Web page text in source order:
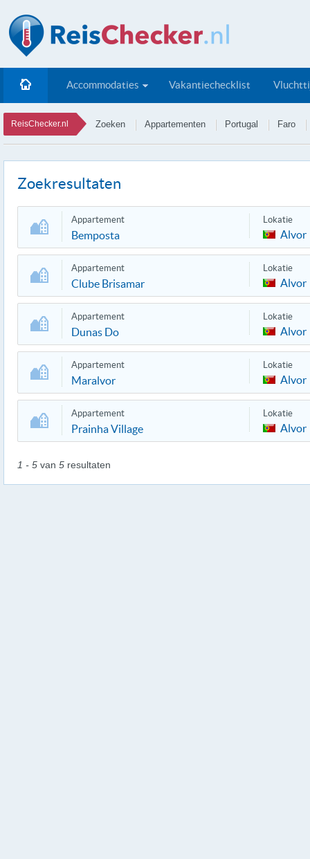
Accommodaties Vakantiechecklist
ReisChecker.nl Zoeken Appartementen Portugal Faro
Zoekresultaten
Appartement
Bemposta
Lokatie
Alvor
Appartement
Clube Brisamar
Lokatie
Alvor
Appartement
Dunas Do
Lokatie
Alvor
Appartement
Maralvor
Lokatie
Alvor
Appartement
Prainha Village
Lokatie
Alvor
1 - 5 van 5 resultaten